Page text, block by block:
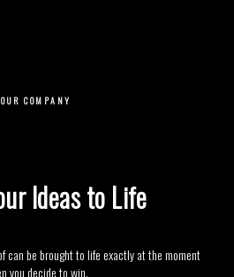
OUR COMPANY
Ideas to Life
can be brought to life exactly at the moment
you decide to win.